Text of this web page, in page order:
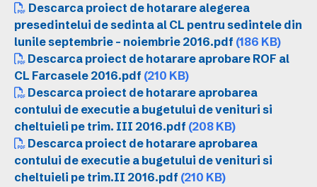
Descarca proiect de hotarare alegerea
presedintelui de sedinta al CL pentru sedintele din
lunile septembrie - noiembrie 2016.pdf (186 KB)
Descarca proiect de hotarare aprobare ROF al
CL Farcasele 2016.pdf (210 KB)
Descarca proiect de hotarare aprobarea
contului de executie a bugetului de venituri si
cheltuieli pe trim. III 2016.pdf (208 KB)
Descarca proiect de hotarare aprobarea
contului de executie a bugetului de venituri si
cheltuieli pe trim.II 2016.pdf (210 KB)